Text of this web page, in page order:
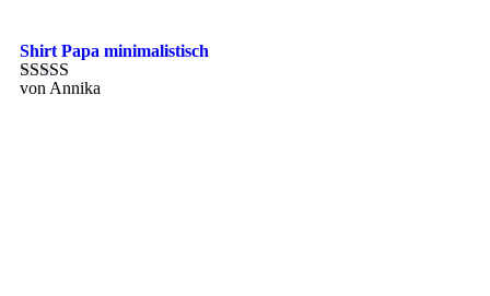
Shirt Papa minimalistisch
Bewertet mit
von Annika